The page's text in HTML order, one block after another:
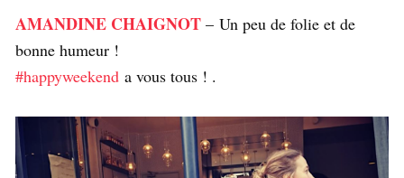
AMANDINE CHAIGNOT – Un peu de folie et de
bonne humeur !
#happyweekend a vous tous ! .